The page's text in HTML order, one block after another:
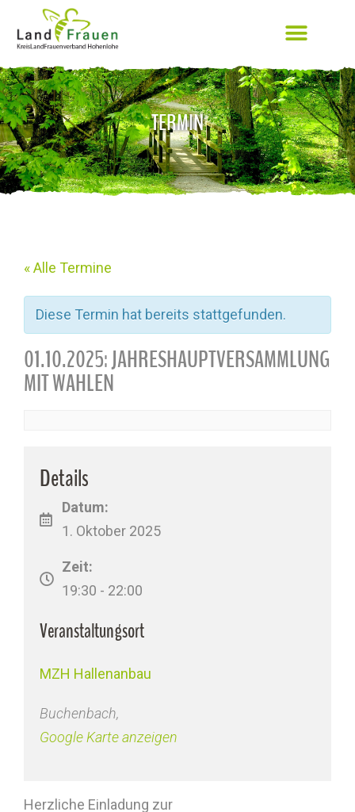
TERMIN
« Alle Termine
Diese Termin hat bereits stattgefunden.
01.10.2025: JAHRESHAUPTVERSAMMLUNG
MIT WAHLEN
Details
Datum:
1. Oktober 2025
Zeit:
19:30 - 22:00
Veranstaltungsort
MZH Hallenanbau
Buchenbach,
Google Karte anzeigen
Herzliche Einladung zur